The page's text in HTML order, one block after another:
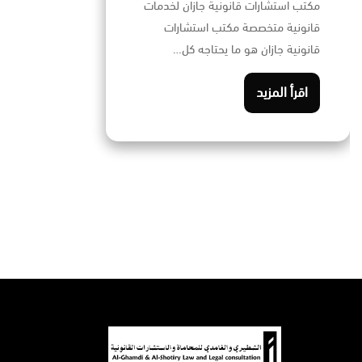
مكتب استشارات قانونية جازان لخدمات
قانونية متخصصة مكتب استشارات
قانونية جازان هو ما يحتاجه كل…
اقرأ المزيد